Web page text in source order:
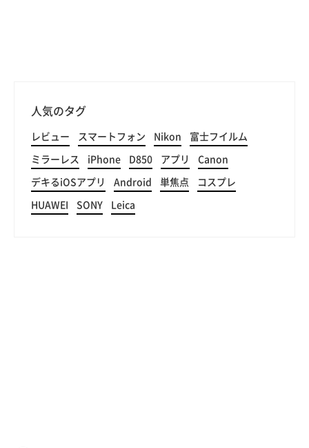
人気のタグ
レビュー スマートフォン Nikon 富士フイルム
ミラーレス iPhone D850 アプリ Canon
デキるiOSアプリ Android 単焦点 コスプレ
HUAWEI SONY Leica